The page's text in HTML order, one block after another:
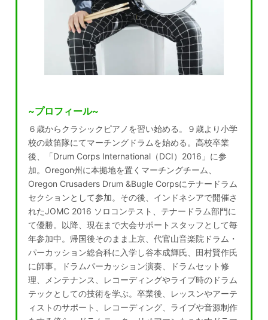
~プロフィール~
６歳からクラシックピアノを習い始める。９歳より小学
校の鼓笛隊にてマーチングドラムを始める。高校卒業
後、「Drum Corps International（DCI）2016」に参
加。Oregon州に本拠地を置くマーチングチーム、
Oregon Crusaders Drum &Bugle Corpsにテナードラム
セクションとして参加。その後、インドネシアで開催さ
れたJOMC 2016 ソロコンテスト、テナードラム部門に
て優勝。以降、現在まで大会サポートスタッフとして毎
年参加中。帰国後そのまま上京、代官山音楽院ドラム・
パーカッション総合科に入学し谷本成輝氏、田村賢作氏
に師事。ドラムパーカッション演奏、ドラムセット修
理、メンテナンス、レコーディングやライブ時のドラム
テックとしての技術を学ぶ。卒業後、レッスンやアーテ
ィストのサポート、レコーディング、ライブや音源制作